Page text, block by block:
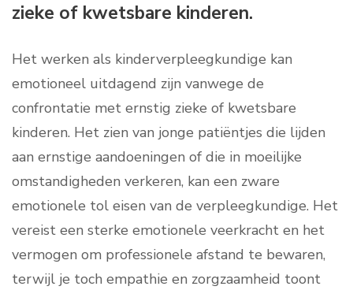
zieke of kwetsbare kinderen.
Het werken als kinderverpleegkundige kan
emotioneel uitdagend zijn vanwege de
confrontatie met ernstig zieke of kwetsbare
kinderen. Het zien van jonge patiëntjes die lijden
aan ernstige aandoeningen of die in moeilijke
omstandigheden verkeren, kan een zware
emotionele tol eisen van de verpleegkundige. Het
vereist een sterke emotionele veerkracht en het
vermogen om professionele afstand te bewaren,
terwijl je toch empathie en zorgzaamheid toont